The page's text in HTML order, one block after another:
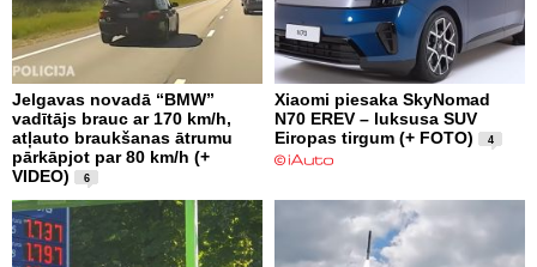
Jelgavas novadā “BMW”
vadītājs brauc ar 170 km/h,
atļauto braukšanas ātrumu
pārkāpjot par 80 km/h (+
VIDEO)
6
Xiaomi piesaka SkyNomad
N70 EREV – luksusa SUV
Eiropas tirgum (+ FOTO)
4